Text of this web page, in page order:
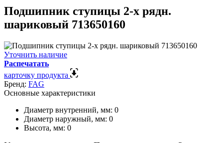
Подшипник ступицы 2-х рядн.
шариковый 713650160
Уточнить наличие
Распечатать
карточку продукта
Бренд: FAG
Основные характеристики
Диаметр внутренний, мм: 0
Диаметр наружный, мм: 0
Высота, мм: 0